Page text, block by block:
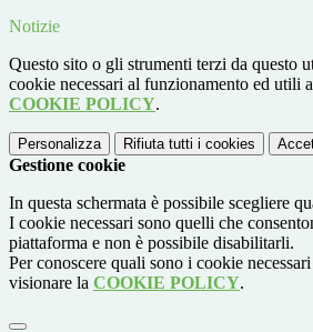
Notizie
Questo sito o gli strumenti terzi da questo
cookie necessari al funzionamento ed utili
COOKIE POLICY.
Personalizza Rifiuta tutti i cookies
Gestione cookie
In questa schermata è possibile scegliere
I cookie necessari sono quelli che
piattaforma e non è possibile disabilitarli.
Per conoscere quali sono i cookie
visionare la COOKIE POLICY.